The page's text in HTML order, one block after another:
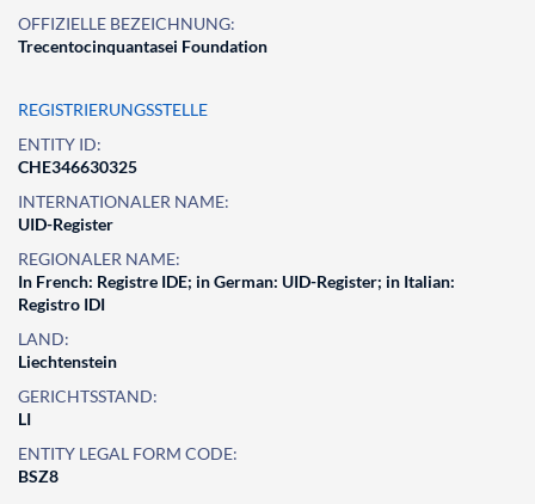
OFFIZIELLE BEZEICHNUNG:
Trecentocinquantasei Foundation
REGISTRIERUNGSSTELLE
ENTITY ID:
CHE346630325
INTERNATIONALER NAME:
UID-Register
REGIONALER NAME:
In French: Registre IDE; in German: UID-Register; in Italian:
Registro IDI
LAND:
Liechtenstein
GERICHTSSTAND:
LI
ENTITY LEGAL FORM CODE:
BSZ8